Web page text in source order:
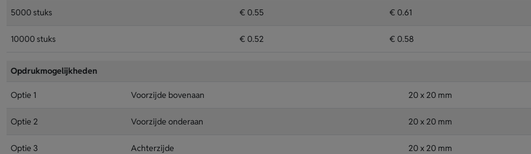
5000 stuks € 0.55 € 0.61
10000 stuks € 0.52 € 0.58
Opdrukmogelijkheden
Optie 1 Voorzijde bovenaan 20 x 20 mm
Optie 2 Voorzijde onderaan 20 x 20 mm
Optie 3 Achterzijde 20 x 20 mm